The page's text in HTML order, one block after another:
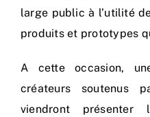
large public à l’utilité
produits et prototypes
A cette occasion,
créateurs soutenus
viendront présenter